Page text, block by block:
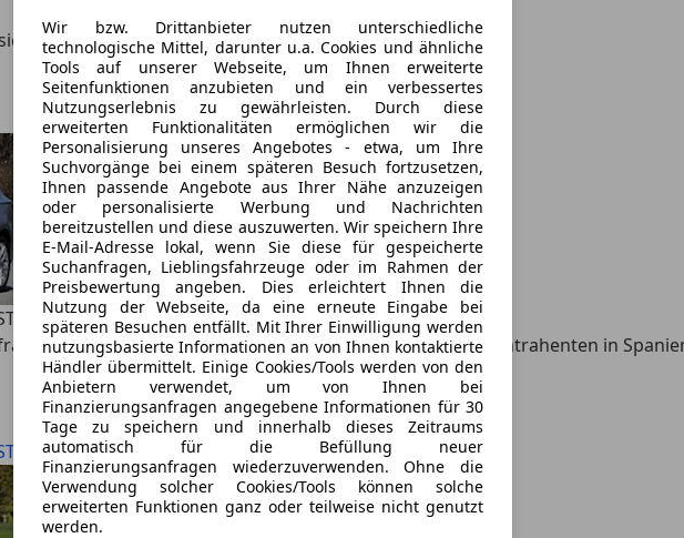
Wir bzw. Drittanbieter nutzen unterschiedliche
technologische Mittel, darunter u.a. Cookies und ähnliche
Tools auf unserer Webseite, um Ihnen erweiterte
Seitenfunktionen anzubieten und ein verbessertes
Nutzungserlebnis zu gewährleisten. Durch diese
erweiterten Funktionalitäten ermöglichen wir die
Personalisierung unseres Angebotes - etwa, um Ihre
Suchvorgänge bei einem späteren Besuch fortzusetzen,
Ihnen passende Angebote aus Ihrer Nähe anzuzeigen
oder personalisierte Werbung und Nachrichten
bereitzustellen und diese auszuwerten. Wir speichern Ihre
E-Mail-Adresse lokal, wenn Sie diese für gespeicherte
Suchanfragen, Lieblingsfahrzeuge oder im Rahmen der
Preisbewertung angeben. Dies erleichtert Ihnen die
Nutzung der Webseite, da eine erneute Eingabe bei
späteren Besuchen entfällt. Mit Ihrer Einwilligung werden
nutzungsbasierte Informationen an von Ihnen kontaktierte
Händler übermittelt. Einige Cookies/Tools werden von den
Anbietern verwendet, um von Ihnen bei
Finanzierungsanfragen angegebene Informationen für 30
Tage zu speichern und innerhalb dieses Zeitraums
automatisch für die Befüllung neuer
Finanzierungsanfragen wiederzuverwenden. Ohne die
Verwendung solcher Cookies/Tools können solche
erweiterten Funktionen ganz oder teilweise nicht genutzt
werden.
auch im untersten Fahrzeugsegment Gediegenheit breit.
– Spanisches Duell
Autobaukunst. Und das, obwohl doch beide Kontrahenten in
– Spanisches Duell